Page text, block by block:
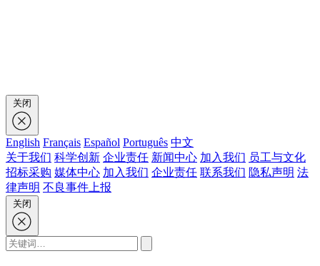
English Français Español Português 中文
关于我们 科学创新 企业责任 新闻中心 加入我们 员工与文化
招标采购 媒体中心 加入我们 企业责任 联系我们 隐私声明 法
律声明 不良事件上报